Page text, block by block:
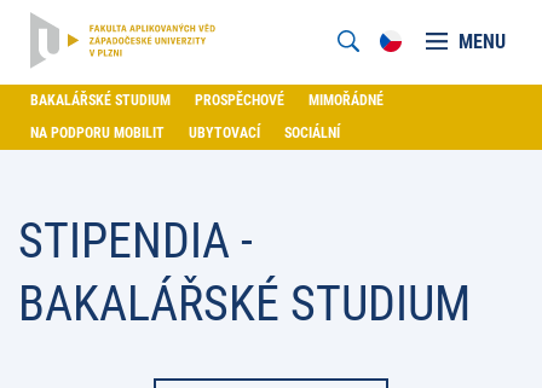
MENU
BAKALÁŘSKÉ STUDIUM PROSPĚCHOVÉ
MIMOŘÁDNÉ
NA PODPORU MOBILIT
UBYTOVACÍ SOCIÁLNÍ
STIPENDIA -
BAKALÁŘSKÉ STUDIUM